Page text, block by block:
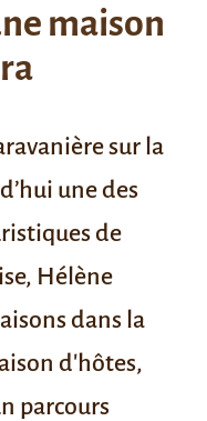
maison
sur la
une des
de
Hélène
dans la
d'hôtes,
parcours